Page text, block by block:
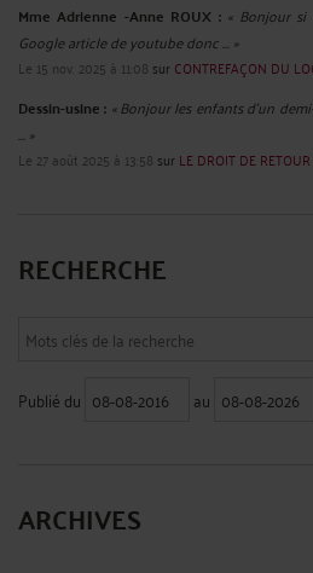
Mme Adrienne -Anne ROUX : « Bonjour si
Google article de youtube donc ... »
Le 15 nov. 2025 à 11:08 sur CONTREFAÇON DU
Dessin-usine : « Bonjour les enfants d'un
... »
Le 27 août 2025 à 13:58 sur LE DROIT DE RETOUR
RECHERCHE
Publié du au
ARCHIVES